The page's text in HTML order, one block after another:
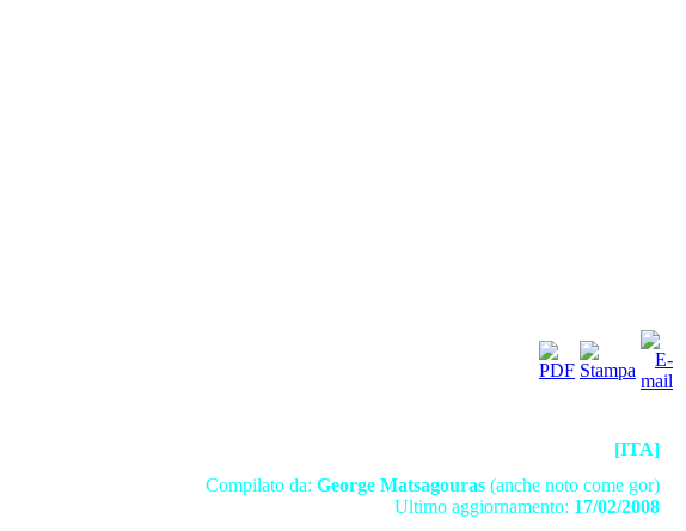
[ITA]
Compilato da: George Matsagouras (anche noto come gor)
Ultimo aggiornamento: 17/02/2008